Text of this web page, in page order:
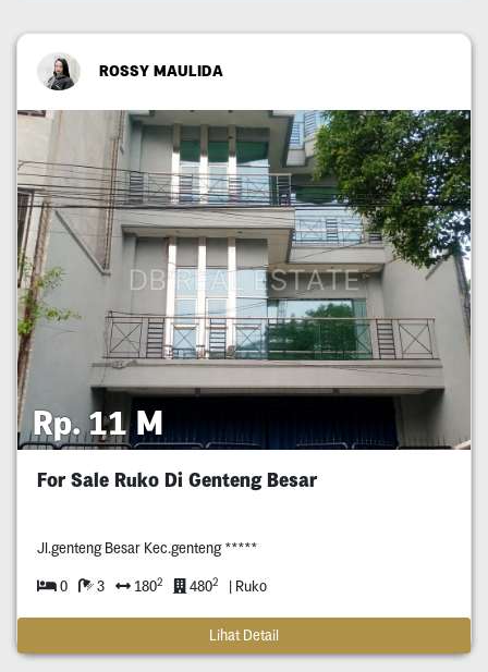
ROSSY MAULIDA
Rp. 11 M
For Sale Ruko Di Genteng Besar
Jl.genteng Besar Kec.genteng *****
0 3 1802 4802 | Ruko
Lihat Detail